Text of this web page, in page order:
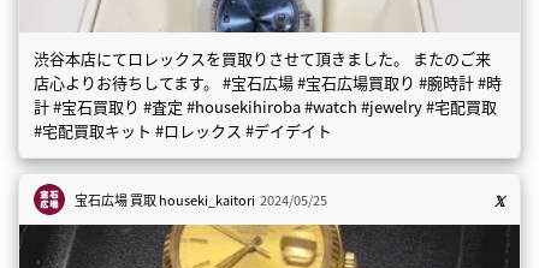
渋谷本店にてロレックスを買取りさせて頂きました。 またのご来
店心よりお待ちしてます。 #宝石広場 #宝石広場買取り #腕時計 #時
計 #宝石買取り #査定 #housekihiroba #watch #jewelry #宅配買取
#宅配買取キット #ロレックス #デイデイト
宝石広場 買取houseki_kaitori 2024/05/25